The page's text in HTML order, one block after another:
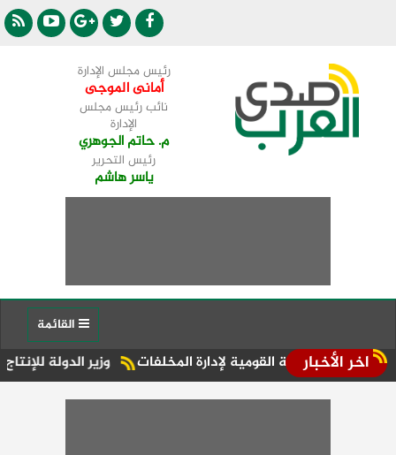
رئيس مجلس الإدارة
أمانى الموجى
نائب رئيس مجلس
الإدارة
م. حاتم الجوهري
رئيس التحرير
ياسر هاشم
اخر الأخبار وزير الدولة للإنتاج الحربي: زيادة لإدارة المخلفات